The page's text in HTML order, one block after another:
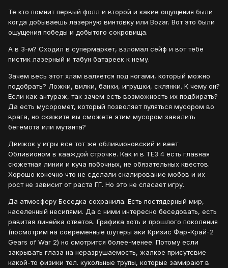
Те кто помнит первый фолл и второй и какие ощущения были
когда добываешь лазерную винтовку или Bozar. Вот это были
ощущения победы и добытого сокровища.
А в 3-м? Сходил в супермаркет, взломал сейф и вот тебе
пистик лазерный и табун батареек к нему.
Зачем весь этот хлам валяется под ногами, который можно
подобрать? Ложки, вилки, банки, игрушки, склянки. К чему он?
Если как антураж, так зачем есть возможность их подбирать?
Да есть мусоромет, который позволяет пуляться мусором во
врага, но скажите вы сможете этим мусором завалить
бегемота или мутанта?
Движок у игры все тот же обливионовский и веет
Обливионом в кааждой строчке. Как и в ТЕЗ 4 есть главная
сюжетная линии и куча побочных, не обязательных квестов.
Хорошо конечно что не сделали скалирование мобов и их
рост не зависит от раста ГГ. Но это не спасает игру.
Да атмосферу Беседка сохранила. Есть постядерный мир,
населенный несипями. Да с ними интересно беседовать, есть
равитая линейка ответов. Графика хоть и прошлого поколения
(посмотрим на современные шутеры аки Кризис Фар-Край-2
Gears of War 2) но смотрится более-менее. Потому если
закрывать глаза на неразрушаемость, жалкое присутсвие
какой-то физики тел. кукольные трупы, которые замирают в